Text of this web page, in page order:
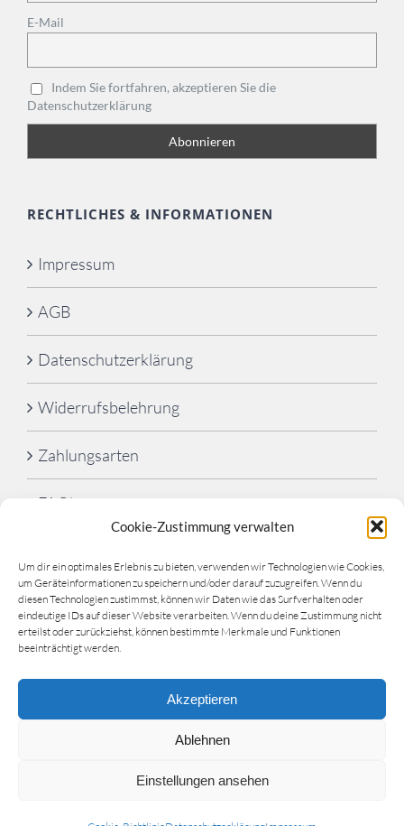
Cookie-Zustimmung verwalten
Um dir ein optimales Erlebnis zu bieten, verwenden wir Technologien wie Cookies,
um Geräteinformationen zu speichern und/oder darauf zuzugreifen. Wenn du
diesen Technologien zustimmst, können wir Daten wie das Surfverhalten oder
eindeutige IDs auf dieser Website verarbeiten. Wenn du deine Zustimmung nicht
erteilst oder zurückziehst, können bestimmte Merkmale und Funktionen
beeinträchtigt werden.
Akzeptieren
Ablehnen
Einstellungen ansehen
E-Mail
Indem Sie fortfahren, akzeptieren Sie die
Datenschutzerklärung
RECHTLICHES & INFORMATIONEN
Impressum
AGB
Datenschutzerklärung
Widerrufsbelehrung
Zahlungsarten
FAQ’s
Schwimmschule Lahn-Dill| Website by